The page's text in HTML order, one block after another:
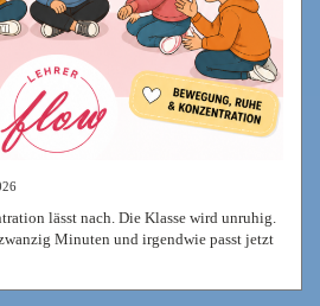
lässt nach. Die Klasse wird unruhig.
Minuten und irgendwie passt jetzt